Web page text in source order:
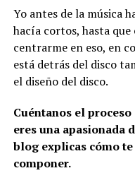
Yo antes de la música
hacía cortos, hasta
centrarme en eso, en
está detrás del disco
el diseño del disco.
Cuéntanos el
eres una apasionada
blog explicas cómo
componer.